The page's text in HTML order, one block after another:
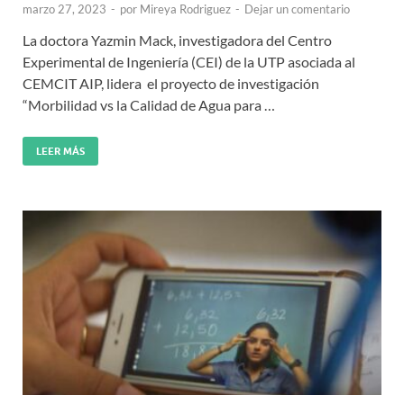
marzo 27, 2023 - por Mireya Rodriguez - Dejar un comentario
La doctora Yazmin Mack, investigadora del Centro
Experimental de Ingeniería (CEI) de la UTP asociada al
CEMCIT AIP, lidera el proyecto de investigación
“Morbilidad vs la Calidad de Agua para …
LEER MÁS